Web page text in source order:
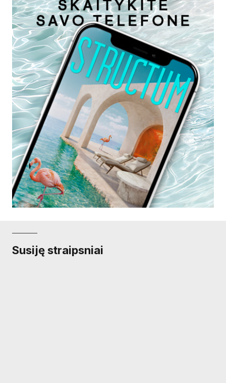
Susiję straipsniai